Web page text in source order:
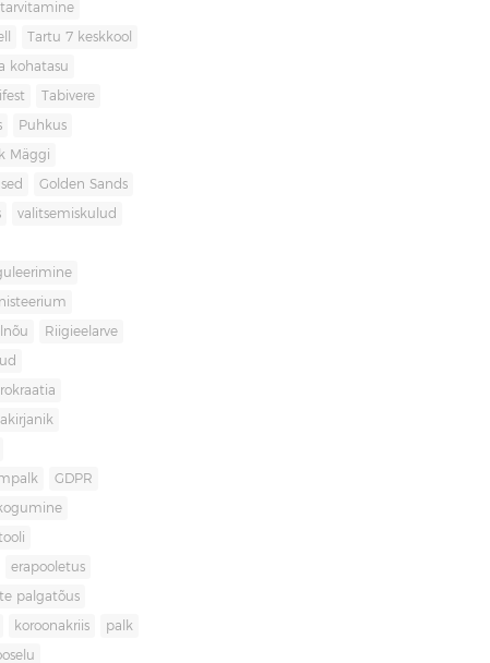
Tartu 7 keskkool
kohatasu
Tabivere
Puhkus
Mäggi
Golden Sands
valitsemiskulud
Riigieelarve
GDPR
erapooletus
palgatõus
koroonakriis palk